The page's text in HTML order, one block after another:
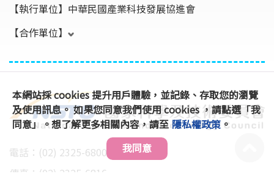
【執行單位】 中華民國產業科技發展協進會
【合作單位】
電話：(02) 2325-6800 #896、891
本網站採 cookies 提升用戶體驗，並記錄、存取您的瀏覽
及使用訊息。 如果您同意我們使用 cookies ，請點選「我
同意」。想了解更多相關內容，請至 隱私權政策 。
我同意